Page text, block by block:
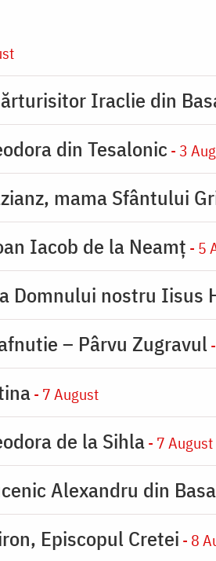
Iraclie din
din Tesalonic - 3
mama Sfântului
Iacob de la Neamț - 5
Domnului nostru Iisus
– Pârvu Zugravul
- 7 August
de la Sihla- 7 August
Alexandru din
Episcopul Cretei - 8